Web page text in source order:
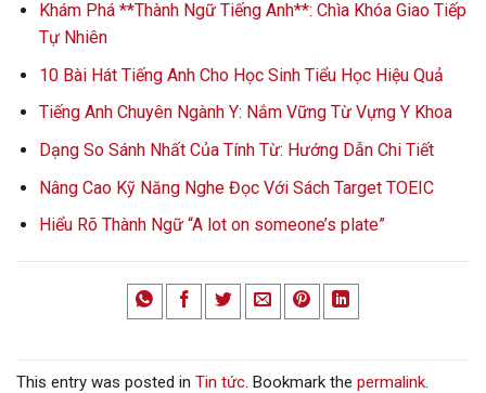
Khám Phá **Thành Ngữ Tiếng Anh**: Chìa Khóa Giao Tiếp
Tự Nhiên
10 Bài Hát Tiếng Anh Cho Học Sinh Tiểu Học Hiệu Quả
Tiếng Anh Chuyên Ngành Y: Nắm Vững Từ Vựng Y Khoa
Dạng So Sánh Nhất Của Tính Từ: Hướng Dẫn Chi Tiết
Nâng Cao Kỹ Năng Nghe Đọc Với Sách Target TOEIC
Hiểu Rõ Thành Ngữ “A lot on someone’s plate”
This entry was posted in Tin tức. Bookmark the permalink.